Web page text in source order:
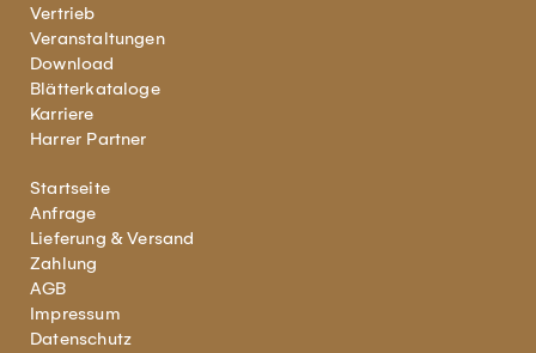
Vertrieb
Veranstaltungen
Download
Blätterkataloge
Karriere
Harrer Partner
Startseite
Anfrage
Lieferung & Versand
Zahlung
AGB
Impressum
Datenschutz